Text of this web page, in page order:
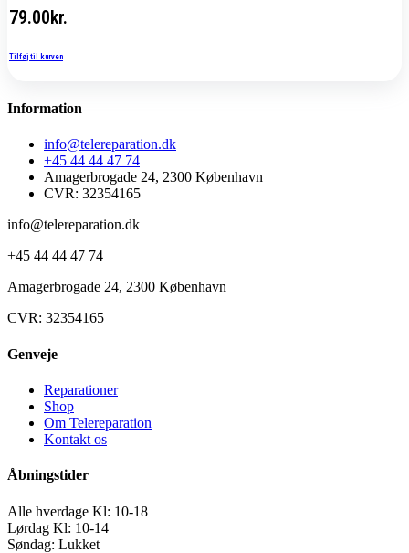
79.00kr.
Tilføj til kurven
Information
info@telereparation.dk
+45 44 44 47 74
Amagerbrogade 24, 2300 København
CVR: 32354165
info@telereparation.dk
+45 44 44 47 74
Amagerbrogade 24, 2300 København
CVR: 32354165
Genveje
Reparationer
Shop
Om Telereparation
Kontakt os
Åbningstider
Alle hverdage Kl: 10-18
Lørdag Kl: 10-14
Søndag: Lukket